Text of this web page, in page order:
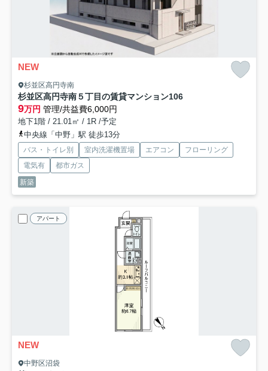
NEW
杉並区高円寺南
杉並区高円寺南５丁目の賃貸マンション106
9万円 管理/共益費6,000円
地下1階 / 21.01㎡ / 1R /予定
中央線「中野」駅 徒歩13分
バス・トイレ別 室内洗濯機置場 エアコン
フローリング
電気有
都市ガス
新築
アパート
NEW
中野区沼袋